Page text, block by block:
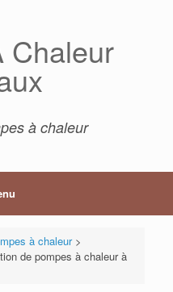
Chaleur
à chaleur
à chaleur>
de pompes à chaleur à